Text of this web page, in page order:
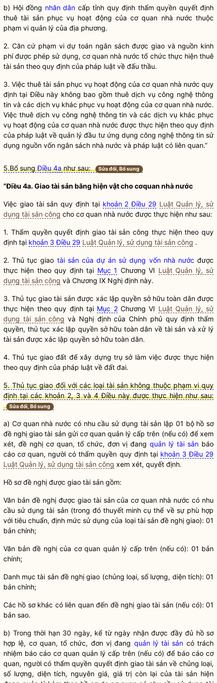
b) Hội đồng nhân dân cấp tỉnh quy định thẩm quyền quyết định
thuê tài sản phục vụ hoạt động của cơ quan nhà nước thuộc
phạm vi quản lý của địa phương.
2. Căn cứ phạm vi dự toán ngân sách được giao và nguồn kinh
phí được phép sử dụng, cơ quan nhà nước tổ chức thực hiện thuê
tài sản theo quy định của pháp luật về đấu thầu.
3. Việc thuê tài sản phục vụ hoạt động của cơ quan nhà nước quy
định tại Điều này không bao gồm thuê dịch vụ công nghệ thông
tin và các dịch vụ khác phục vụ hoạt động của cơ quan nhà nước.
Việc thuê dịch vụ công nghệ thông tin và các dịch vụ khác phục
vụ hoạt động của cơ quan nhà nước được thực hiện theo quy định
của pháp luật về quản lý đầu tư ứng dụng công nghệ thông tin sử
dụng nguồn vốn ngân sách nhà nước và pháp luật có liên quan.”
5.Bổ sungĐiều 4anhư sau: Sửa đổi, Bổ sung
“Điều 4a. Giao tài sản bằng hiện vật cho cơquan nhà nước
Việc giao tài sản quy định tại khoản 2 Điều 29 Luật Quản lý, sử
dụng tài sản công cho cơ quan nhà nước được thực hiện như sau:
1. Thẩm quyềnquyết định giao tài sản công thực hiện theo quy
định tại khoản 3 Điều 29 Luật Quản lý, sử dụng tài sản công .
2. Thủ tục giao tài sản của dự án sử dụng vốn nhà nước được
thực hiện theo quy định tại Mục 1 Chương VI Luật Quản lý, sử
dụng tài sản công và Chương IX Nghị định này.
3. Thủ tục giao tài sản được xác lậpquyền sở hữu toàn dân được
thực hiện theo quy định tại Mục 2Chương VI Luật Quản lý, sử
dụng tài sản công và Nghị định của Chính phủ quy định thẩm
quyền, thủ tục xác lập quyền sở hữu toàn dân về tài sản và xử lý
tài sản được xác lập quyền sở hữu toàn dân.
4. Thủ tục giao đất để xây dựng trụ sở làm việc được thực hiện
theo quy định của pháp luật về đất đai.
5. Thủ tục giao đối với các loại tài sản không thuộc phạm vi quy
định tại các khoản 2, 3 và 4 Điều này được thực hiện như sau:
Sửa đổi, Bổ sung
a) Cơ quan nhà nước có nhu cầu sử dụng tài sản lập 01 bộ hồ sơ
đề nghị giao tài sản gửi cơ quan quản lý cấp trên (nếu có) để xem
xét, đề nghị cơ quan, tổ chức, đơn vị đangquản lý tài sản báo
cáo cơ quan, người có thẩmquyền quy định tại khoản 3 Điều 29
Luật Quản lý, sử dụng tài sản công xem xét, quyết định.
Hồ sơ đề nghị được giao tài sản gồm:
Văn bản đề nghị được giao tài sản của cơ quan nhà nước có nhu
cầu sử dụng tài sản (trong đó thuyết minh cụ thể về sự phù hợp
với tiêu chuẩn, định mức sử dụng của loại tài sản đề nghị giao): 01
bản chính;
Văn bản đề nghị của cơ quan quản lý cấp trên (nếu có): 01 bản
chính;
Danh mục tài sản đề nghị giao (chủng loại, số lượng, diện tích): 01
bản chính;
Các hồ sơ khác có liên quan đến đề nghị giao tài sản (nếu có): 01
bản sao.
b) Trong thời hạn 30 ngày, kể từ ngày nhận được đầy đủ hồ sơ
hợp lệ, cơ quan, tổ chức, đơn vị đang quản lý tài sản có trách
nhiệm báo cáo cơ quan quản lý cấp trên (nếu có) để báo cáo cơ
quan, người có thẩm quyền quyết định giao tài sản về chủng loại,
số lượng, diện tích, nguyên giá, giá trị còn lại của tài sản hiện